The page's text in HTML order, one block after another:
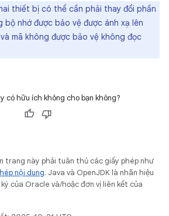
thiết bị có thể cần phải thay đổi phần
bộ nhớ được bảo vệ được ánh xạ lên
mã không được bảo vệ không đọc
có hữu ích không cho bạn không?
trang này phải tuân thủ các giấy phép như
nội dung. Java và OpenJDK là nhãn hiệu
của Oracle và/hoặc đơn vị liên kết của